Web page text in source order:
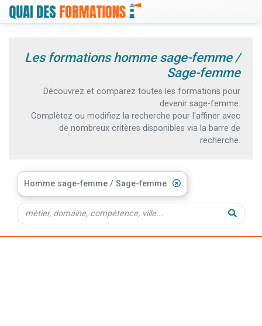
Les formations homme sage-femme /
Sage-femme
Découvrez et comparez toutes les formations pour
devenir sage-femme.
Complètez ou modifiez la recherche pour l'affiner avec
de nombreux critères disponibles via la barre de
recherche.
Homme sage-femme / Sage-femme